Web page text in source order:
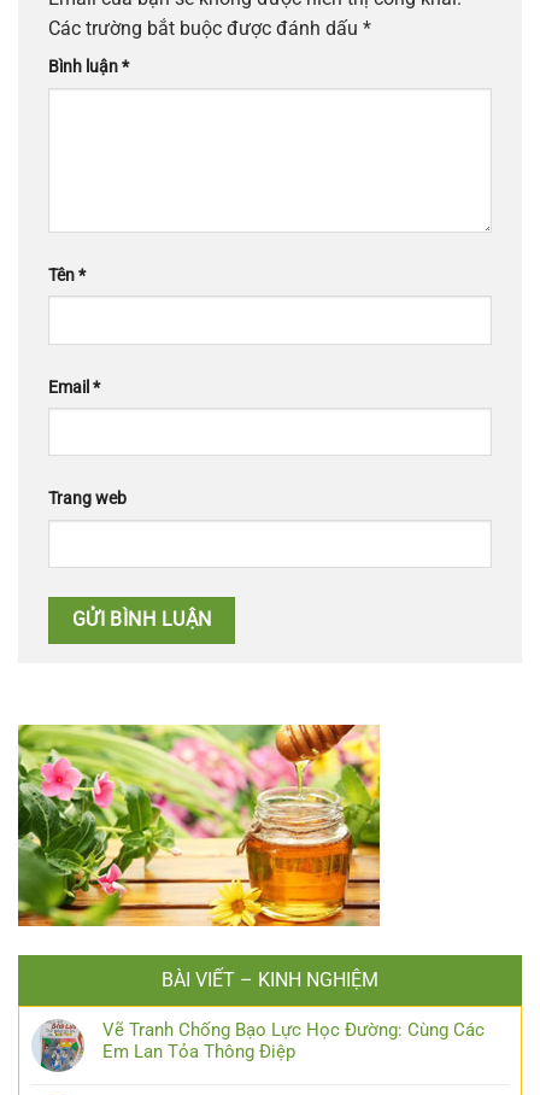
Các trường bắt buộc được đánh dấu *
Bình luận*
Tên*
Email *
Trang web
BÀI VIẾT – KINH NGHIỆM
Vẽ Tranh Chống Bạo Lực Học Đường: Cùng Các
Em Lan Tỏa Thông Điệp